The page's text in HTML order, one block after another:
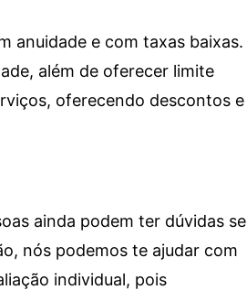
anuidade e com taxas baixas.
além de oferecer limite
oferecendo descontos e
ainda podem ter dúvidas se
nós podemos te ajudar com
individual, pois